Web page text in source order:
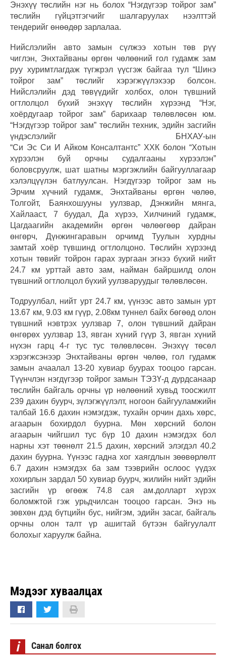
Энэхүү төслийн нэг нь болох “Нэгдүгээр тойрог зам”
төслийн гүйцэтгэгчийг шалгаруулах нээлттэй
тендерийг өнөөдөр зарлалаа.
Нийслэлийн авто замын сүлжээ хотын төв рүү
чиглэн, Энхтайваны өргөн чөлөөний гол гудамж зам
руу хуримтлагдаж түгжрэл үүсгэж байгаа тул “Шинэ
тойрог зам” төслийг хэрэгжүүлэхээр болсон.
Нийслэлийн дэд төвүүдийг холбох, олон түвшний
огтлолцол бүхий энэхүү төслийн хүрээнд “Нэг,
хоёрдугаар тойрог зам” барихаар төлөвлөсөн юм.
“Нэгдүгээр тойрог зам” төслийн техник, эдийн засгийн
үндэслэлийг БНХАУ-ын
“Си Эс Си И Айком Консалтантс” ХХК болон “Хотын
хүрээлэн буй орчны судалгааны хүрээлэн”
боловсруулж, шат шатны мэргэжлийн байгууллагаар
хэлэлцүүлэн батлуулсан. Нэгдүгээр тойрог зам нь
Эрчим хүчний гудамж, Энхтайваны өргөн чөлөө,
Толгойт, Баянхошууны уулзвар, Дэнжийн мянга,
Хайлааст, 7 буудал, Да хүрээ, Хилчиний гудамж,
Цагдаагийн академийн өргөн чөлөөгөөр дайран
өнгөрч, Дүнжингаравын орчимд Туулын хурдны
замтай хоёр түвшинд огтлолцоно. Төслийн хүрээнд
хотын төвийг тойрон гарах зургаан эгнээ бүхий нийт
24.7 км урттай авто зам, найман байршилд олон
түвшний огтлолцол бүхий уулзваруудыг төлөвлөсөн.
Тодруулбал, нийт урт 24.7 км, үүнээс авто замын урт
13.67 км, 9.03 км гүүр, 2.08км туннел байх бөгөөд олон
түвшний нэвтрэх уулзвар 7, олон түвшний дайран
өнгөрөх уулзвар 13, явган хүний гүүр 3, явган хүний
нүхэн гарц 4-г тус тус төлөвлөсөн. Энэхүү төсөл
хэрэгжсэнээр Энхтайваны өргөн чөлөө, гол гудамж
замын ачаалал 13-20 хувиар буурах тооцоо гарсан.
Түүнчлэн нэгдүгээр тойрог замын ТЭЗҮ-д дурдсанаар
төслийн байгаль орчны үр нөлөөний хувьд тоосжилт
239 дахин буурч, зүлэгжүүлэлт, ногоон байгууламжийн
талбай 16.6 дахин нэмэгдэж, тухайн орчин дахь хөрс,
агаарын бохирдол буурна. Мөн хөрсний болон
агаарын чийгшил тус бүр 10 дахин нэмэгдэх бол
нарны хэт төөнөлт 21.5 дахин, хөрсний элэгдэл 40.2
дахин буурна. Үүнээс гадна хог хаягдлын зөөвөрлөлт
6.7 дахин нэмэгдэх ба зам тээврийн ослоос үүдэх
хохирлын зардал 50 хувиар буурч, жилийн нийт эдийн
засгийн үр өгөөж 74.8 сая ам.долларт хүрэх
боломжтой гэж урьдчилсан тооцоо гарсан. Энэ нь
зөвхөн дэд бүтцийн бус, нийгэм, эдийн засаг, байгаль
орчны олон талт үр ашигтай бүтээн байгуулалт
болохыг харуулж байна.
Мэдээг хуваалцах
i Санал болгох